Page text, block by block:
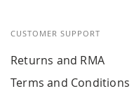
CUSTOMER SUPPORT
Returns and RMA
Terms and Conditions